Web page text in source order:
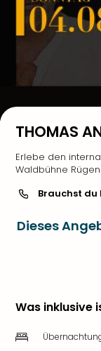
THOMAS
Erlebe den
Waldbühne Rügen
Brauchst du
Dieses
Was inklusive